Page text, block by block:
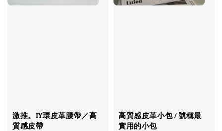
激推。IY環皮革腰帶／高
質感皮帶
高質感皮革小包 / 號稱最
實用的小包